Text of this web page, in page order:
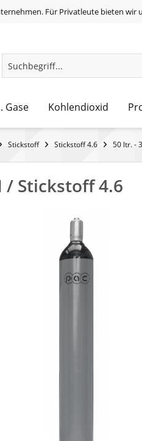
Für Privatleute bieten wir
Gase Kohlendioxid
Stickstoff Stickstoff 4.6 50 ltr. -
/ Stickstoff 4.6